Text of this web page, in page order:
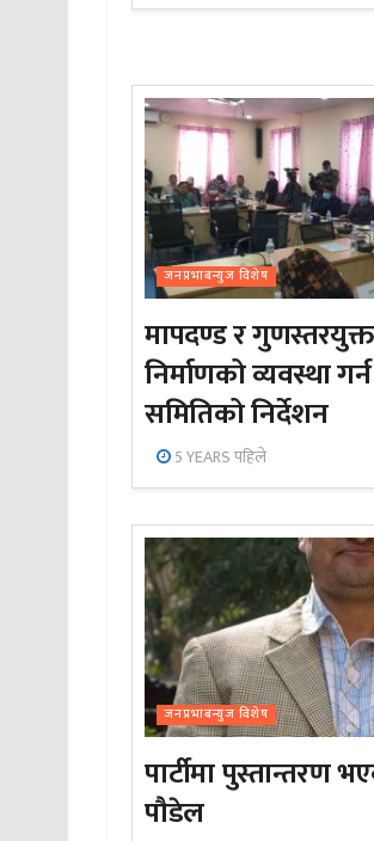
जनप्रभाबन्युज विशेष
मापदण्ड र
निर्माणको व्यवस्था
समितिको निर्देशन
5 YEARS पहिले
जनप्रभाबन्युज विशेष
पार्टीमा पुस्तान्तरण
पौडेल